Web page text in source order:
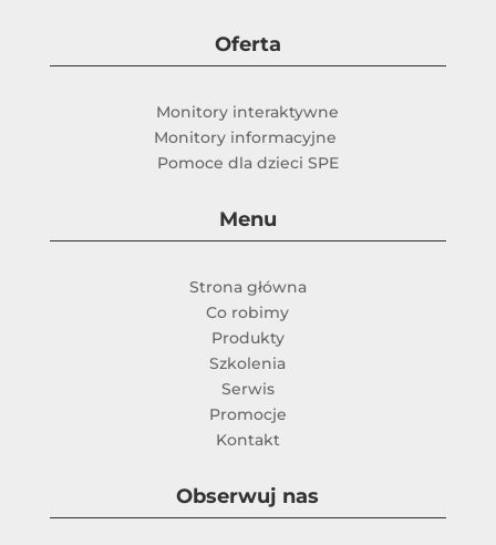
Oferta
Monitory interaktywne
Monitory informacyjne
Pomoce dla dzieci SPE
Menu
Strona główna
Co robimy
Produkty
Szkolenia
Serwis
Promocje
Kontakt
Obserwuj nas